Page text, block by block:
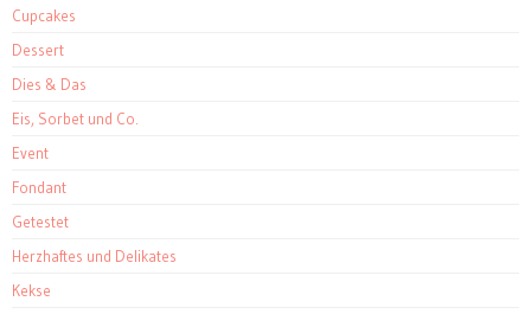
Cupcakes
Dessert
Dies & Das
Eis, Sorbet und Co.
Event
Fondant
Getestet
Herzhaftes und Delikates
Kekse